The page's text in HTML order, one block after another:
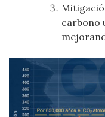
carbono